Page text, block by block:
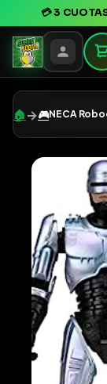
💳3
🏠 →🎮NECA